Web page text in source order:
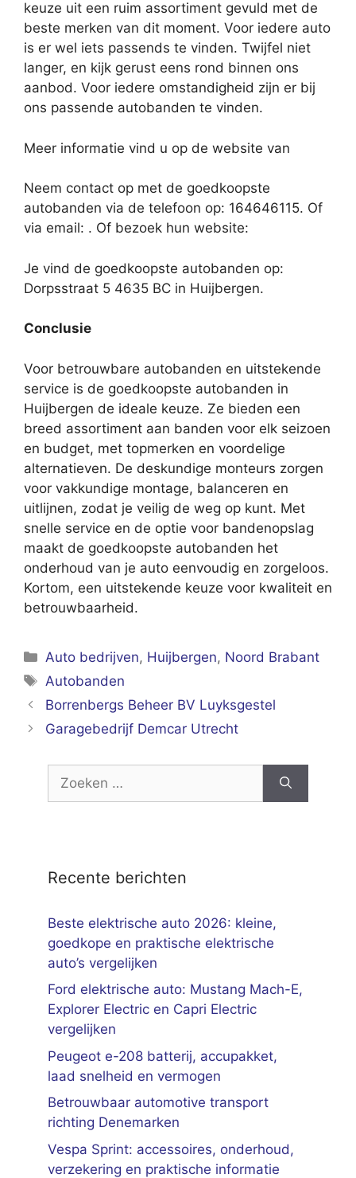
keuze uit een ruim assortiment gevuld met de
beste merken van dit moment. Voor iedere auto
is er wel iets passends te vinden. Twijfel niet
langer, en kijk gerust eens rond binnen ons
aanbod. Voor iedere omstandigheid zijn er bij
ons passende autobanden te vinden.
Meer informatie vind u op de website van
Neem contact op met de goedkoopste
autobanden via de telefoon op: 164646115. Of
via email: . Of bezoek hun website:
Je vind de goedkoopste autobanden op:
Dorpsstraat 5 4635 BC in Huijbergen.
Conclusie
Voor betrouwbare autobanden en uitstekende
service is de goedkoopste autobanden in
Huijbergen de ideale keuze. Ze bieden een
breed assortiment aan banden voor elk seizoen
en budget, met topmerken en voordelige
alternatieven. De deskundige monteurs zorgen
voor vakkundige montage, balanceren en
uitlijnen, zodat je veilig de weg op kunt. Met
snelle service en de optie voor bandenopslag
maakt de goedkoopste autobanden het
onderhoud van je auto eenvoudig en zorgeloos.
Kortom, een uitstekende keuze voor kwaliteit en
betrouwbaarheid.
Categorieën
Auto bedrijven, Huijbergen, Noord Brabant
Tags
Autobanden
Borrenbergs Beheer BV Luyksgestel
Garagebedrijf Demcar Utrecht
naar:
Recente berichten
Beste elektrische auto 2026: kleine,
goedkope en praktische elektrische
auto’s vergelijken
Ford elektrische auto: Mustang Mach-E,
Explorer Electric en Capri Electric
vergelijken
Peugeot e-208 batterij, accupakket,
laad snelheid en vermogen
Betrouwbaar automotive transport
richting Denemarken
Vespa Sprint: accessoires, onderhoud,
verzekering en praktische informatie